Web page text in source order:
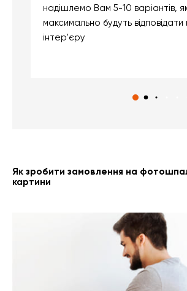
надішлемо Вам 5-10 варіантів,
максимально будуть відповідати
інтер'єру
Як зробити замовлення на
картини